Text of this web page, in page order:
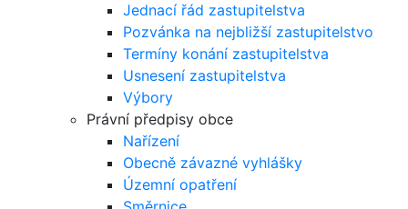
Jednací řád zastupitelstva
Pozvánka na nejbližší zastupitelstvo
Termíny konání zastupitelstva
Usnesení zastupitelstva
Výbory
Právní předpisy obce
Nařízení
Obecně závazné vyhlášky
Územní opatření